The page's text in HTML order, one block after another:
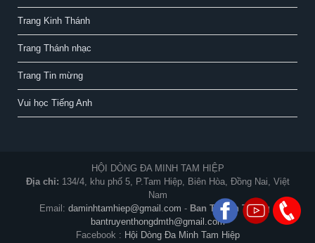
Trang Kinh Thánh
Trang Thánh nhạc
Trang Tin mừng
Vui học Tiếng Anh
HỘI DÒNG ĐA MINH TAM HIỆP
Địa chỉ: 134/4, khu phố 5, P.Tam Hiệp, Biên Hòa, Đồng Nai, Việt
Nam
Email: daminhtamhiep@gmail.com - Ban Truyền Thông :
bantruyenthongdmth@gmail.com
Facebook : Hội Dòng Đa Minh Tam Hiệp